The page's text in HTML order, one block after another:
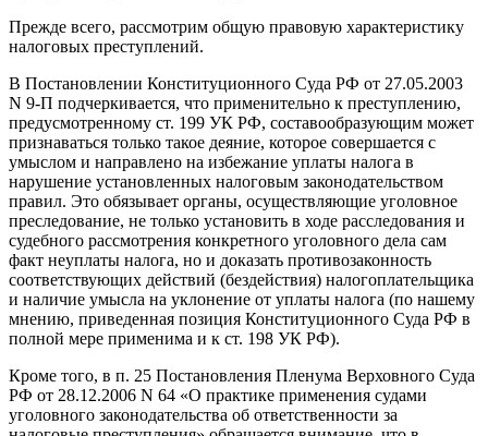
Прежде всего, рассмотрим общую правовую характеристику
налоговых преступлений.
В Постановлении Конституционного Суда РФ от 27.05.2003
N 9-П подчеркивается, что применительно к преступлению,
предусмотренному ст. 199 УК РФ, составообразующим может
признаваться только такое деяние, которое совершается с
умыслом и направлено на избежание уплаты налога в
нарушение установленных налоговым законодательством
правил. Это обязывает органы, осуществляющие уголовное
преследование, не только установить в ходе расследования и
судебного рассмотрения конкретного уголовного дела сам
факт неуплаты налога, но и доказать противозаконность
соответствующих действий (бездействия) налогоплательщика
и наличие умысла на уклонение от уплаты налога (по нашему
мнению, приведенная позиция Конституционного Суда РФ в
полной мере применима и к ст. 198 УК РФ).
Кроме того, в п. 25 Постановления Пленума Верховного Суда
РФ от 28.12.2006 N 64 «О практике применения судами
уголовного законодательства об ответственности за